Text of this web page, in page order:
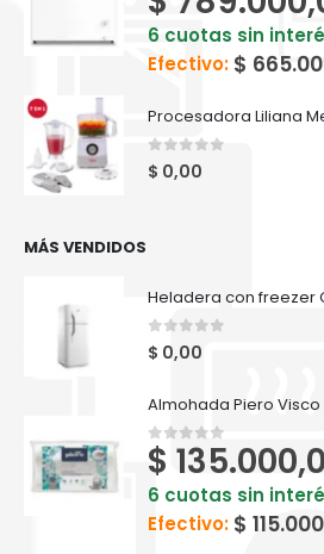
6 cuotas sin
Efectivo: $
Procesadora Liliana
0 out of 5
$ 0,00
MÁS VENDIDOS
0 out of 5
$ 0,00
0out of 5
$
6 cuotas sin
Efectivo: $